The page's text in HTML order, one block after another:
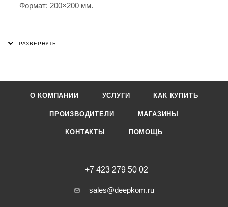
Формат: 200×200 мм.
О КОМПАНИИ УСЛУГИ КАК КУПИТЬ
ПРОИЗВОДИТЕЛИ МАГАЗИНЫ
КОНТАКТЫ ПОМОЩЬ
+7 423 279 50 02
sales@deepkom.ru